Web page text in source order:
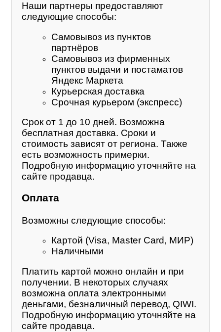
Наши партнеры предоставляют
следующие способы:
Самовывоз из пунктов
партнёров
Самовывоз из фирменных
пунктов выдачи и постаматов
Яндекс Маркета
Курьерская доставка
Срочная курьером (экспресс)
Срок от 1 до 10 дней. Возможна
бесплатная доставка. Сроки и
стоимость зависят от региона. Также
есть возможность примерки.
Подробную информацию уточняйте на
сайте продавца.
Оплата
Возможны следующие способы:
Картой (Visa, Master Card, МИР)
Наличными
Платить картой можно онлайн и при
получении. В некоторых случаях
возможна оплата электронными
деньгами, безналичный перевод, QIWI.
Подробную информацию уточняйте на
сайте продавца.